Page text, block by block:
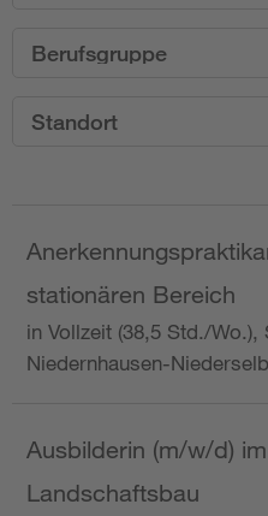
Berufsgruppe
Standort
stationären Bereich
in Vollzeit (38,5 Std./
Niedernhausen-
Ausbilderin (m/w/d)
Landschaftsbau